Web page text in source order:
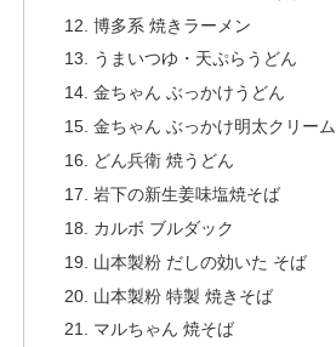
博多系 焼きラーメン
うまいつゆ・天ぷらうどん
金ちゃん ぶっかけうどん
金ちゃん ぶっかけ明太クリーム
どん兵衛 焼うどん
岩下の新生姜味塩焼そば
カルボ ブルダック
山本製粉 だしの効いた そば
山本製粉 特製 焼きそば
マルちゃん 焼そば